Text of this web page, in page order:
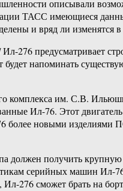
описывали
ТАСС имеющиеся
и вряд ли изменятся
предусматривает
напоминать
комплекса им. С.В.
Ил-76. Этот
более новыми изделиями
должен получить
серийных машин Ил-
276 сможет брать на